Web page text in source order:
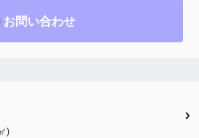
お問い合わせ
)